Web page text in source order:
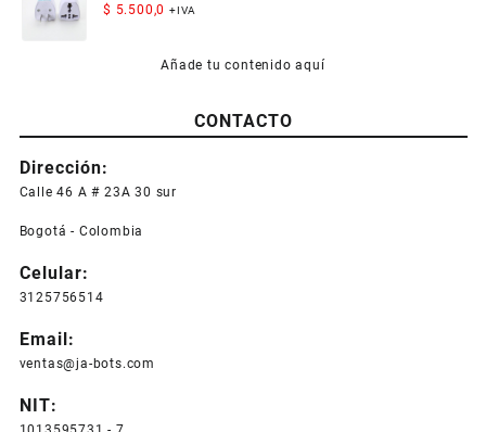
Viaje
$ 5.500,0 +IVA
Añade tu contenido aquí
CONTACTO
Dirección:
Calle 46 A # 23A 30 sur
Bogotá - Colombia
Celular:
3125756514
Email:
ventas@ja-bots.com
NIT: